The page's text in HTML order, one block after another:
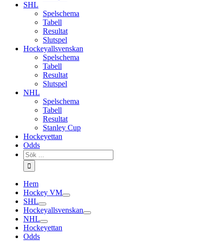
SHL
Spelschema
Tabell
Resultat
Slutspel
Hockeyallsvenskan
Spelschema
Tabell
Resultat
Slutspel
NHL
Spelschema
Tabell
Resultat
Stanley Cup
Hockeyettan
Odds
Sök
efter:
Hem
Hockey VM
SHL
Hockeyallsvenskan
NHL
Hockeyettan
Odds